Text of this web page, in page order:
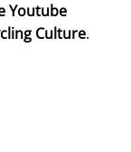
Youtube
Culture.